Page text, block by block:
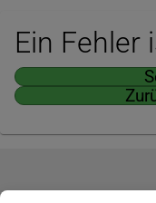
Ein Fehler